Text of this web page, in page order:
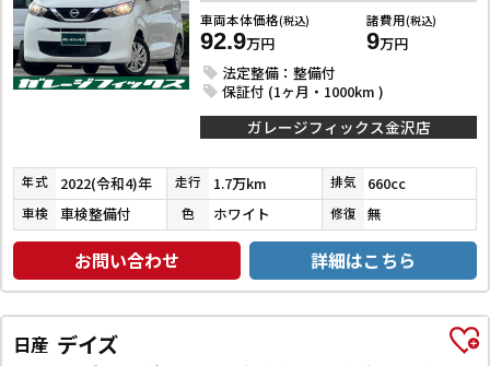
車両本体価格(税込)
92.9万円
諸費用(税込)
9万円
法定整備：整備付
保証付 (1ヶ月・1000km )
ガレージフィックス金沢店
年式 2022(令和4)年 走行 1.7万km 排気 660cc
車検 車検整備付 色 ホワイト 修復 無
お問い合わせ 詳細はこちら
日産 デイズ